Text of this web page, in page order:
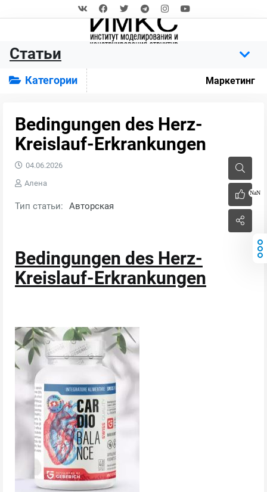
Статьи
Категории Маркетинг
Bedingungen des Herz-
Kreislauf-Erkrankungen
NaN
04.06.2026
Алена
Тип статьи: Авторская
Bedingungen des Herz-
Kreislauf-Erkrankungen